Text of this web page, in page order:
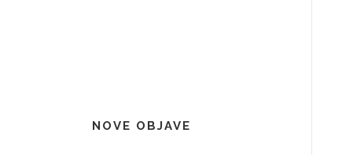
NOVE OBJAVE